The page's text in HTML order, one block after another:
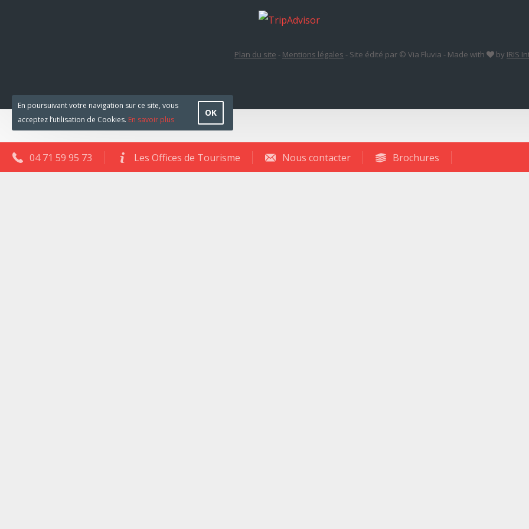
Plan du site - Mentions légales - Site édité par © Via Fluvia - Made with by IRIS
04 71 59 95 73 Les Offices de Tourisme Nous contacter Brochures
En poursuivant votre navigation sur ce site, vous
acceptez l’utilisation de Cookies. En savoir plus
OK